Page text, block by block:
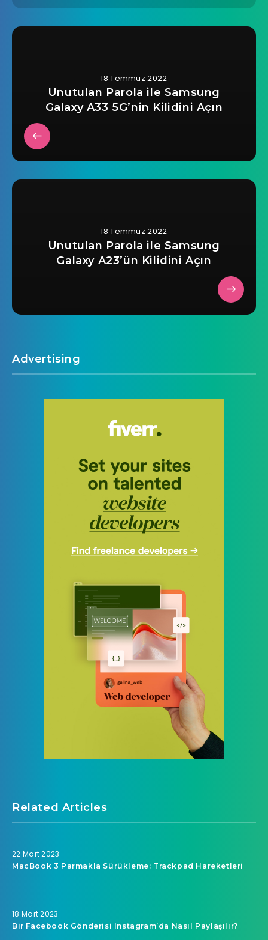
18 Temmuz 2022
Unutulan Parola ile Samsung
Galaxy A33 5G’nin Kilidini Açın
18 Temmuz 2022
Unutulan Parola ile Samsung
Galaxy A23’ün Kilidini Açın
Advertising
Related Articles
22 Mart 2023
MacBook 3 Parmakla Sürükleme: Trackpad Hareketleri
18 Mart 2023
Bir Facebook Gönderisi Instagram’da Nasıl Paylaşılır?